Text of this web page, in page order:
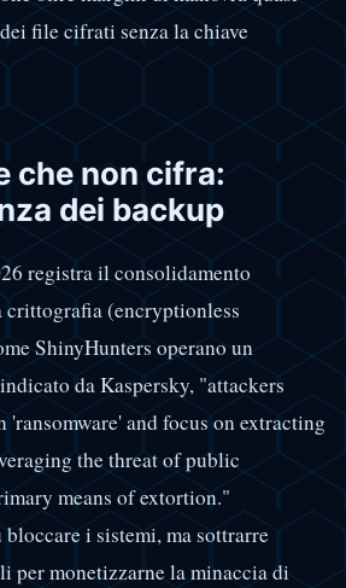
file cifrati senza la chiave
che non cifra:
dei backup
registra il consolidamento
crittografia (encryptionless
ShinyHunters operano un
da Kaspersky, "attackers
'ransomware' and focus on extracting
the threat of public
means of extortion."
i sistemi, ma sottrarre
per monetizzarne la minaccia di